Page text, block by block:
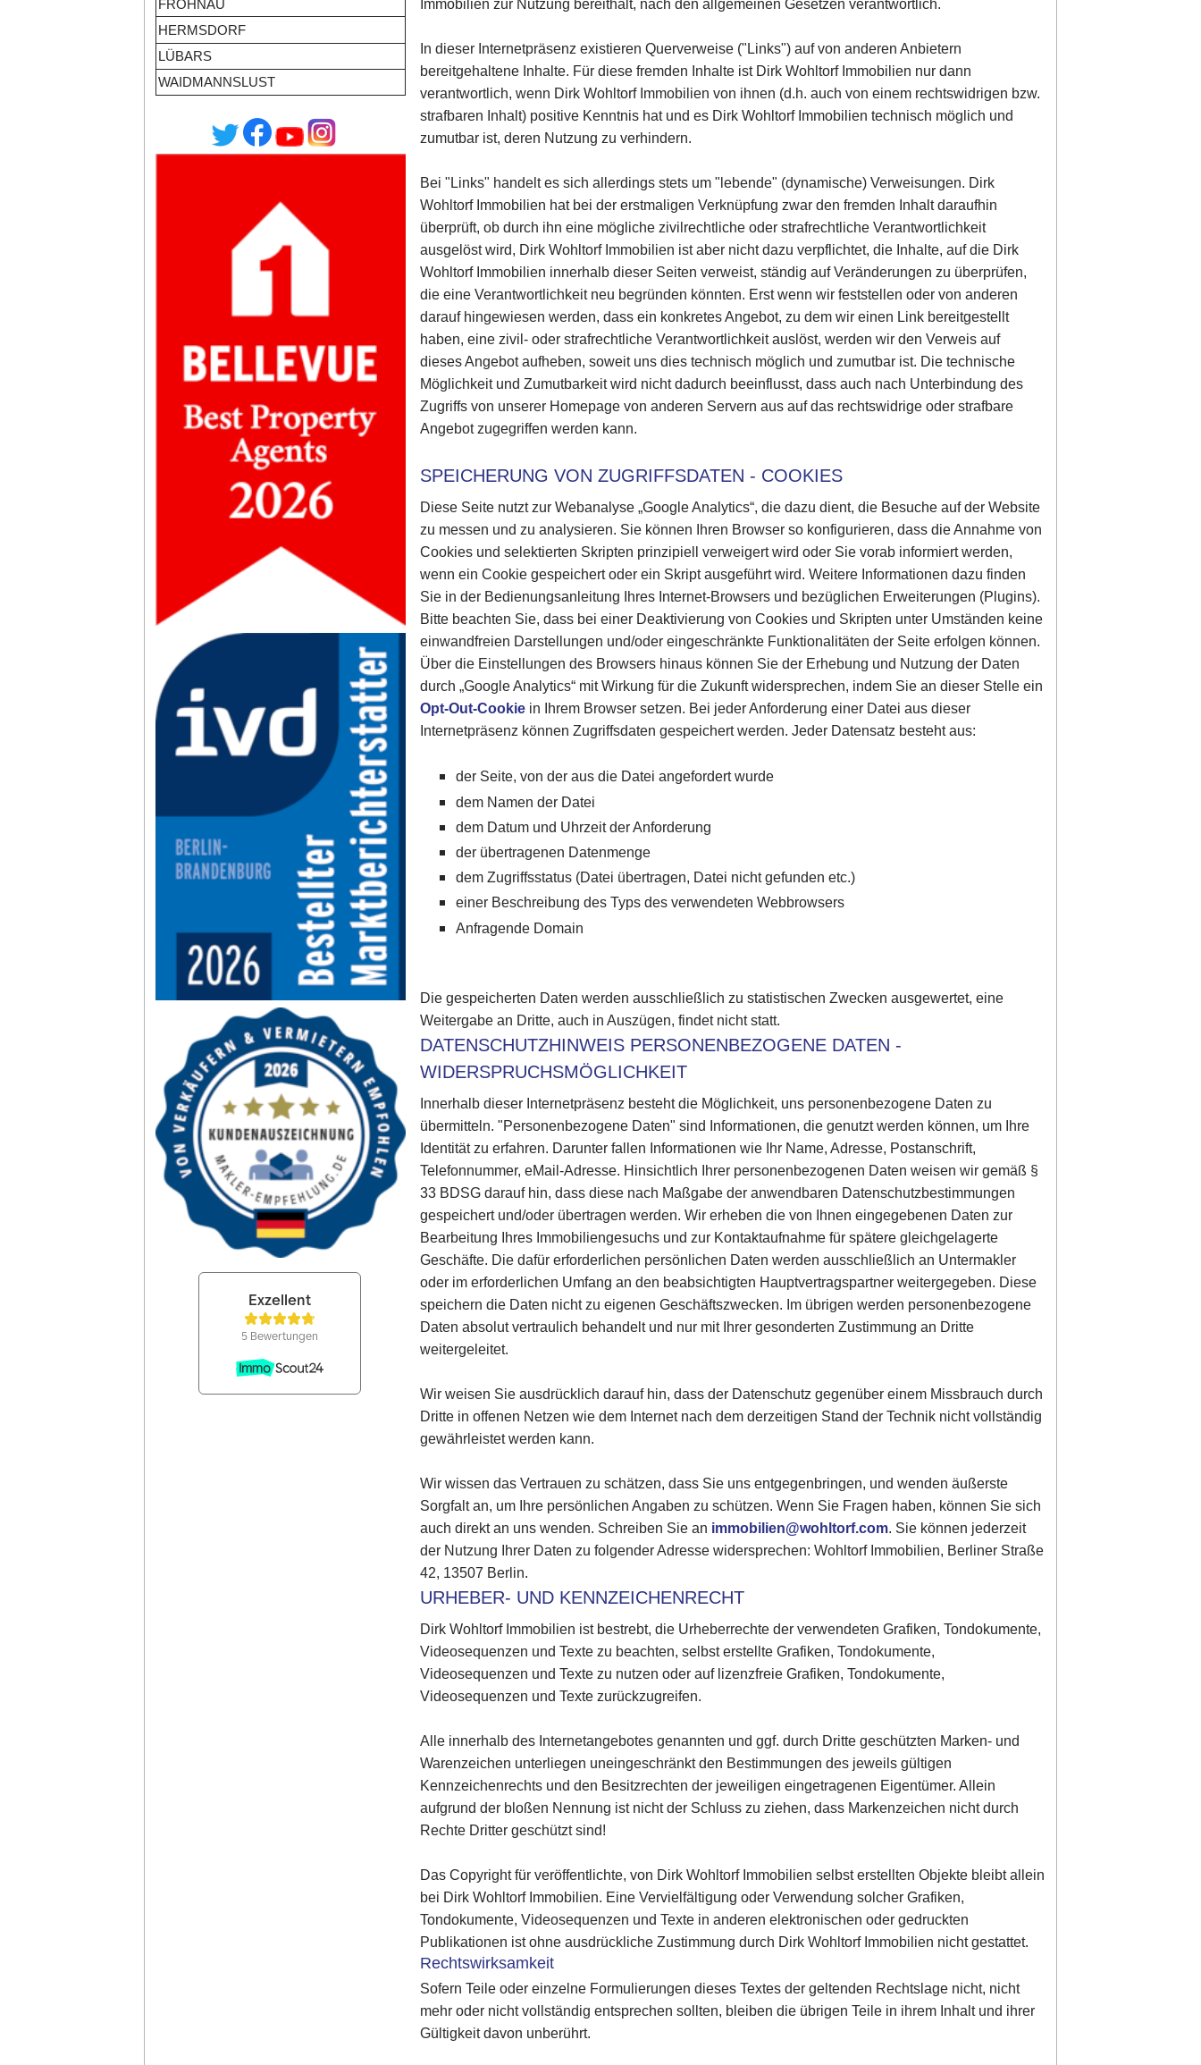
FROHNAU
HERMSDORF
LÜBARS
WAIDMANNSLUST
In dieser Internetpräsenz existieren Querverweise ("Links") auf von anderen Anbietern
bereitgehaltene Inhalte. Für diese fremden Inhalte ist Dirk Wohltorf Immobilien nur dann
verantwortlich, wenn Dirk Wohltorf Immobilien von ihnen (d.h. auch von einem rechtswidrigen bzw.
strafbaren Inhalt) positive Kenntnis hat und es Dirk Wohltorf Immobilien technisch möglich und
zumutbar ist, deren Nutzung zu verhindern.
Bei "Links" handelt es sich allerdings stets um "lebende" (dynamische) Verweisungen. Dirk
Wohltorf Immobilien hat bei der erstmaligen Verknüpfung zwar den fremden Inhalt daraufhin
überprüft, ob durch ihn eine mögliche zivilrechtliche oder strafrechtliche Verantwortlichkeit
ausgelöst wird, Dirk Wohltorf Immobilien ist aber nicht dazu verpflichtet, die Inhalte, auf die Dirk
Wohltorf Immobilien innerhalb dieser Seiten verweist, ständig auf Veränderungen zu überprüfen,
die eine Verantwortlichkeit neu begründen könnten. Erst wenn wir feststellen oder von anderen
darauf hingewiesen werden, dass ein konkretes Angebot, zu dem wir einen Link bereitgestellt
haben, eine zivil- oder strafrechtliche Verantwortlichkeit auslöst, werden wir den Verweis auf
dieses Angebot aufheben, soweit uns dies technisch möglich und zumutbar ist. Die technische
Möglichkeit und Zumutbarkeit wird nicht dadurch beeinflusst, dass auch nach Unterbindung des
Zugriffs von unserer Homepage von anderen Servern aus auf das rechtswidrige oder strafbare
Angebot zugegriffen werden kann.
SPEICHERUNG VON ZUGRIFFSDATEN - COOKIES
Diese Seite nutzt zur Webanalyse „Google Analytics“, die dazu dient, die Besuche auf der Website
zu messen und zu analysieren. Sie können Ihren Browser so konfigurieren, dass die Annahme von
Cookies und selektierten Skripten prinzipiell verweigert wird oder Sie vorab informiert werden,
wenn ein Cookie gespeichert oder ein Skript ausgeführt wird. Weitere Informationen dazu finden
Sie in der Bedienungsanleitung Ihres Internet-Browsers und bezüglichen Erweiterungen (Plugins).
Bitte beachten Sie, dass bei einer Deaktivierung von Cookies und Skripten unter Umständen keine
einwandfreien Darstellungen und/oder eingeschränkte Funktionalitäten der Seite erfolgen können.
Über die Einstellungen des Browsers hinaus können Sie der Erhebung und Nutzung der Daten
durch „Google Analytics“ mit Wirkung für die Zukunft widersprechen, indem Sie an dieser Stelle ein
Opt-Out-Cookie in Ihrem Browser setzen. Bei jeder Anforderung einer Datei aus dieser
Internetpräsenz können Zugriffsdaten gespeichert werden. Jeder Datensatz besteht aus:
der Seite, von der aus die Datei angefordert wurde
dem Namen der Datei
dem Datum und Uhrzeit der Anforderung
der übertragenen Datenmenge
dem Zugriffsstatus (Datei übertragen, Datei nicht gefunden etc.)
einer Beschreibung des Typs des verwendeten Webbrowsers
Anfragende Domain
Die gespeicherten Daten werden ausschließlich zu statistischen Zwecken ausgewertet, eine
Weitergabe an Dritte, auch in Auszügen, findet nicht statt.
DATENSCHUTZHINWEIS PERSONENBEZOGENE DATEN -
WIDERSPRUCHSMÖGLICHKEIT
Innerhalb dieser Internetpräsenz besteht die Möglichkeit, uns personenbezogene Daten zu
übermitteln. "Personenbezogene Daten" sind Informationen, die genutzt werden können, um Ihre
Identität zu erfahren. Darunter fallen Informationen wie Ihr Name, Adresse, Postanschrift,
Telefonnummer, eMail-Adresse. Hinsichtlich Ihrer personenbezogenen Daten weisen wir gemäß §
33 BDSG darauf hin, dass diese nach Maßgabe der anwendbaren Datenschutzbestimmungen
gespeichert und/oder übertragen werden. Wir erheben die von Ihnen eingegebenen Daten zur
Bearbeitung Ihres Immobiliengesuchs und zur Kontaktaufnahme für spätere gleichgelagerte
Geschäfte. Die dafür erforderlichen persönlichen Daten werden ausschließlich an Untermakler
oder im erforderlichen Umfang an den beabsichtigten Hauptvertragspartner weitergegeben. Diese
speichern die Daten nicht zu eigenen Geschäftszwecken. Im übrigen werden personenbezogene
Daten absolut vertraulich behandelt und nur mit Ihrer gesonderten Zustimmung an Dritte
weitergeleitet.
Wir weisen Sie ausdrücklich darauf hin, dass der Datenschutz gegenüber einem Missbrauch durch
Dritte in offenen Netzen wie dem Internet nach dem derzeitigen Stand der Technik nicht vollständig
gewährleistet werden kann.
Wir wissen das Vertrauen zu schätzen, dass Sie uns entgegenbringen, und wenden äußerste
Sorgfalt an, um Ihre persönlichen Angaben zu schützen. Wenn Sie Fragen haben, können Sie sich
auch direkt an uns wenden. Schreiben Sie an immobilien@wohltorf.com. Sie können jederzeit
der Nutzung Ihrer Daten zu folgender Adresse widersprechen: Wohltorf Immobilien, Berliner Straße
42, 13507 Berlin.
URHEBER- UND KENNZEICHENRECHT
Dirk Wohltorf Immobilien ist bestrebt, die Urheberrechte der verwendeten Grafiken, Tondokumente,
Videosequenzen und Texte zu beachten, selbst erstellte Grafiken, Tondokumente,
Videosequenzen und Texte zu nutzen oder auf lizenzfreie Grafiken, Tondokumente,
Videosequenzen und Texte zurückzugreifen.
Alle innerhalb des Internetangebotes genannten und ggf. durch Dritte geschützten Marken- und
Warenzeichen unterliegen uneingeschränkt den Bestimmungen des jeweils gültigen
Kennzeichenrechts und den Besitzrechten der jeweiligen eingetragenen Eigentümer. Allein
aufgrund der bloßen Nennung ist nicht der Schluss zu ziehen, dass Markenzeichen nicht durch
Rechte Dritter geschützt sind!
Das Copyright für veröffentlichte, von Dirk Wohltorf Immobilien selbst erstellten Objekte bleibt allein
bei Dirk Wohltorf Immobilien. Eine Vervielfältigung oder Verwendung solcher Grafiken,
Tondokumente, Videosequenzen und Texte in anderen elektronischen oder gedruckten
Publikationen ist ohne ausdrückliche Zustimmung durch Dirk Wohltorf Immobilien nicht gestattet.
Rechtswirksamkeit
Sofern Teile oder einzelne Formulierungen dieses Textes der geltenden Rechtslage nicht, nicht
mehr oder nicht vollständig entsprechen sollten, bleiben die übrigen Teile in ihrem Inhalt und ihrer
Gültigkeit davon unberührt.